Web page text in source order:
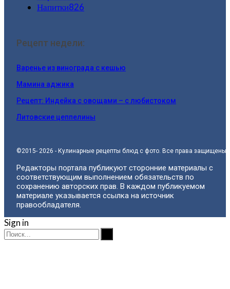
Напитки826
Рецепт недели:
Варенье из винограда с кешью
Мамина аджика
Рецепт: Индейка с овощами – с любистоком
Литовские цеппелины
©2015- 2026 - Кулинарные рецепты блюд с фото. Все права защищены.
Редакторы портала публикуют сторонние материалы с
соответствующим выполнением обязательств по
сохранению авторских прав. В каждом публикуемом
материале указывается ссылка на источник
правообладателя.
Sign in